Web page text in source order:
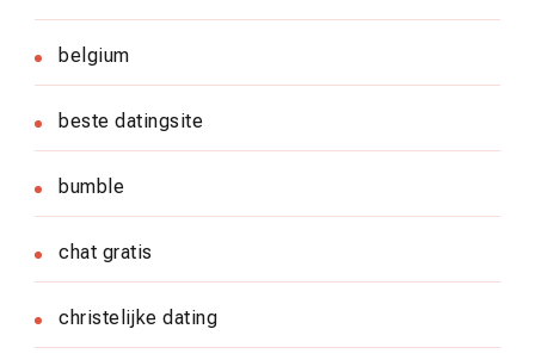
belgium
beste datingsite
bumble
chat gratis
christelijke dating